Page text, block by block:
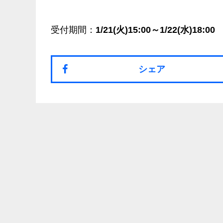
受付期間： 1/21(火)15:00～1/22(水)18:00
シェア